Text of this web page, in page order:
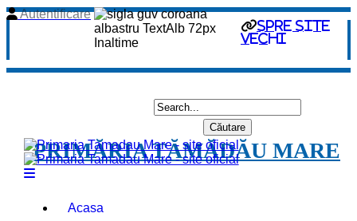
spre site
vechi
Autentificare
PRIMĂRIA TĂMĂDĂU MARE
Acasa